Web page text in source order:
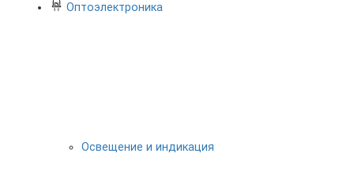
Оптоэлектроника
Освещение и индикация